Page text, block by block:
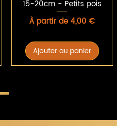
15-20cm - Petits pois
À partir de4,00 €
Prix promotionnel
Ajouter au panier